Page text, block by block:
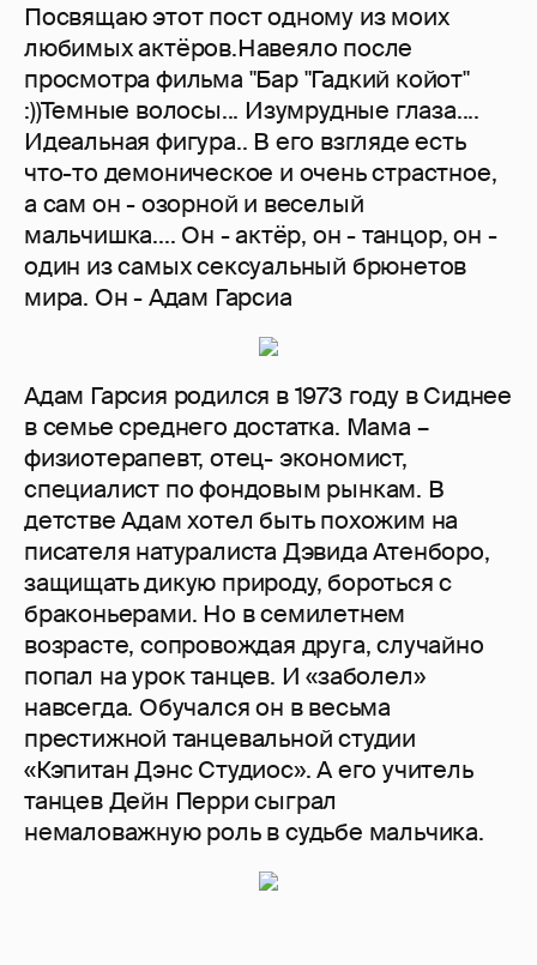
Посвящаю этот пост одному из моих
любимых актёров.Навеяло после
просмотра фильма "Бар "Гадкий койот"
:))Темные волосы... Изумрудные глаза....
Идеальная фигура.. В его взгляде есть
что-то демоническое и очень страстное,
а сам он - озорной и веселый
мальчишка.... Он - актёр, он - танцор, он -
один из самых сексуальный брюнетов
мира. Он - Адам Гарсиа
Адам Гарсия родился в 1973 году в Сиднее
в семье среднего достатка. Мама –
физиотерапевт, отец- экономист,
специалист по фондовым рынкам. В
детстве Адам хотел быть похожим на
писателя натуралиста Дэвида Атенборо,
защищать дикую природу, бороться с
браконьерами. Но в семилетнем
возрасте, сопровождая друга, случайно
попал на урок танцев. И «заболел»
навсегда. Обучался он в весьма
престижной танцевальной студии
«Кэпитан Дэнс Студиос». А его учитель
танцев Дейн Перри сыграл
немаловажную роль в судьбе мальчика.